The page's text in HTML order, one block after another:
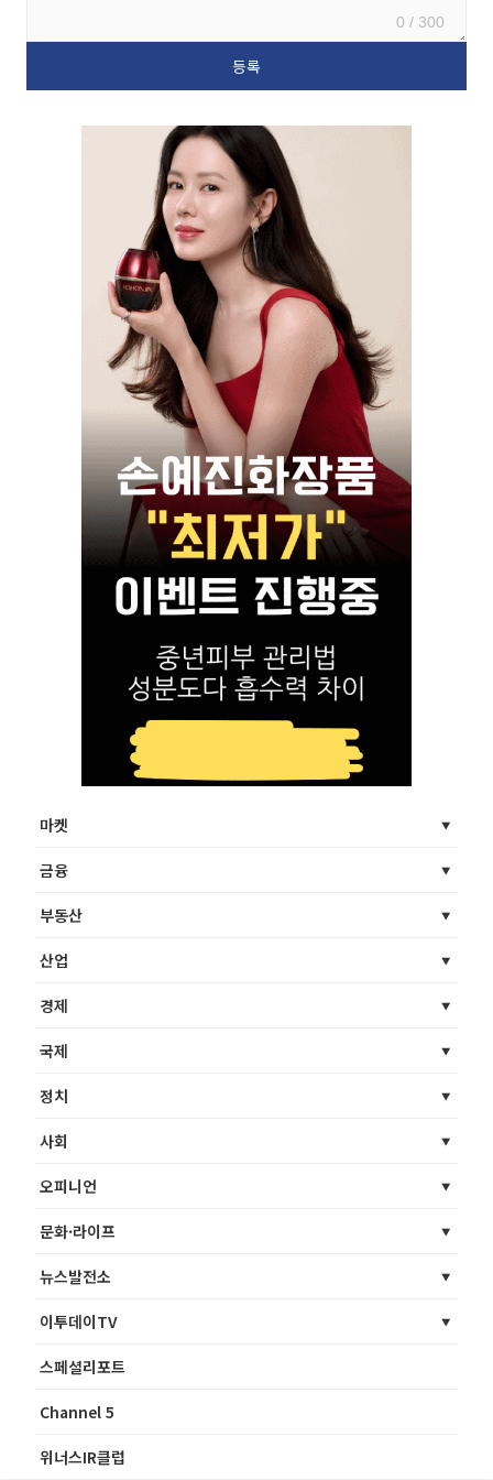
0 / 300
마켓
금융
부동산
산업
경제
국제
정치
사회
오피니언
문화·라이프
뉴스발전소
이투데이TV
스페셜리포트
Channel 5
위너스IR클럽